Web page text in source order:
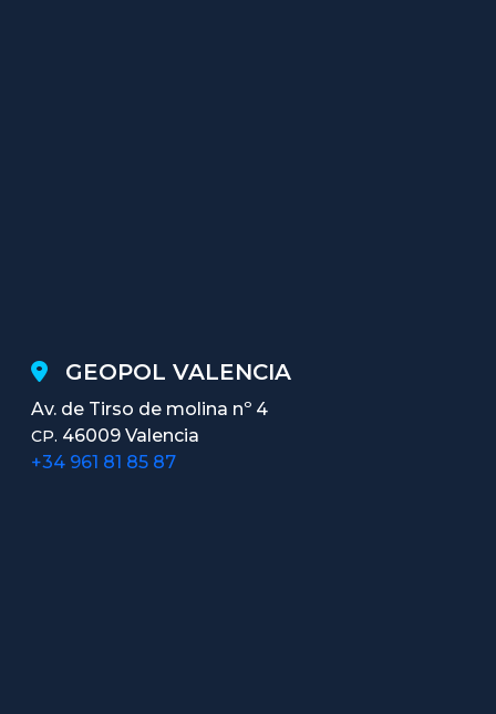
GEOPOL VALENCIA
Av. de Tirso de molina nº 4
CP. 46009 Valencia
+34 961 81 85 87